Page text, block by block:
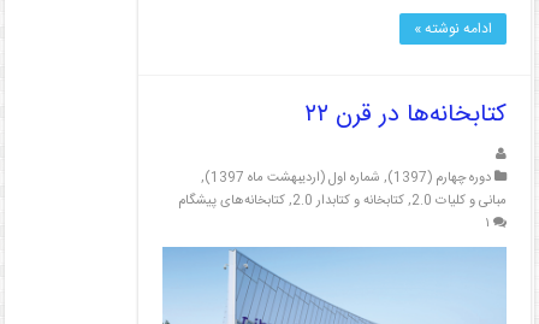
ادامه نوشته »
کتابخانه‌ها در قرن ۲۲
دوره چهارم (1397) , شماره اول (اردیبهشت ماه 1397)
,
مبانی و کلیات 2.0
,کتابخانه و کتابدار 2.0 ,کتابخانه‌های پیشگام
۱